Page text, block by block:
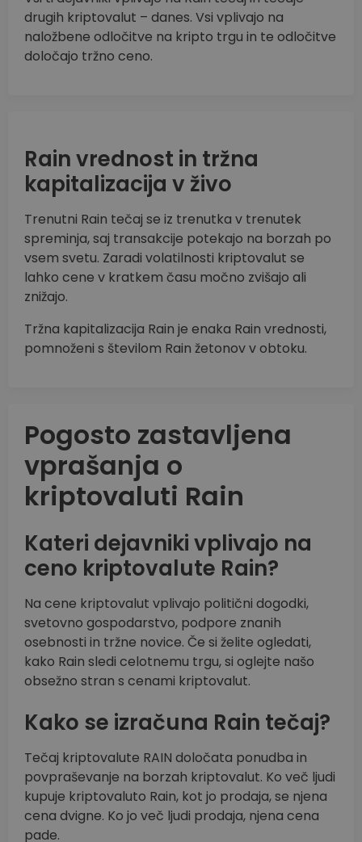
drugih kriptovalut – danes. Vsi vplivajo na
naložbene odločitve na kripto trgu in te odločitve
določajo tržno ceno.
Rain vrednost in tržna
kapitalizacija v živo
Trenutni Rain tečaj se iz trenutka v trenutek
spreminja, saj transakcije potekajo na borzah po
vsem svetu. Zaradi volatilnosti kriptovalut se
lahko cene v kratkem času močno zvišajo ali
znižajo.
Tržna kapitalizacija Rain je enaka Rain vrednosti,
pomnoženi s številom Rain žetonov v obtoku.
Pogosto zastavljena
vprašanja o
kriptovaluti Rain
Kateri dejavniki vplivajo na
ceno kriptovalute Rain?
Na cene kriptovalut vplivajo politični dogodki,
svetovno gospodarstvo, podpore znanih
osebnosti in tržne novice. Če si želite ogledati,
kako Rain sledi celotnemu trgu, si oglejte našo
obsežno stran s cenami kriptovalut.
Kako se izračuna Rain tečaj?
Tečaj kriptovalute RAIN določata ponudba in
povpraševanje na borzah kriptovalut. Ko več ljudi
kupuje kriptovaluto Rain, kot jo prodaja, se njena
cena dvigne. Ko jo več ljudi prodaja, njena cena
pade.